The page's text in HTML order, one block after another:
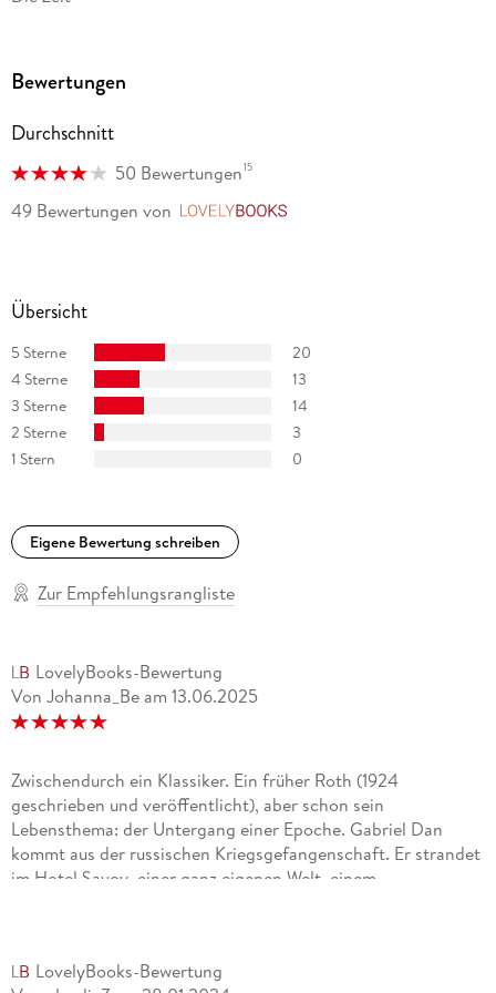
Bewertungen
Durchschnitt
50 Bewertungen15
49 Bewertungen von
Übersicht
5 Sterne
20
4 Sterne
13
3 Sterne
14
2 Sterne
3
1 Stern
0
Eigene Bewertung schreiben
Zur Empfehlungsrangliste
LovelyBooks-Bewertung
Von Johanna_Be am 13.06.2025
Zwischendurch ein Klassiker. Ein früher Roth (1924
geschrieben und veröffentlicht), aber schon sein
Lebensthema: der Untergang einer Epoche. Gabriel Dan
kommt aus der russischen Kriegsgefangenschaft. Er strandet
im Hotel Savoy, einer ganz eigenen Welt, einem
zahlen können. Die, die sich bei Gelegenheitsarbeiten ein
LovelyBooks-Bewertung